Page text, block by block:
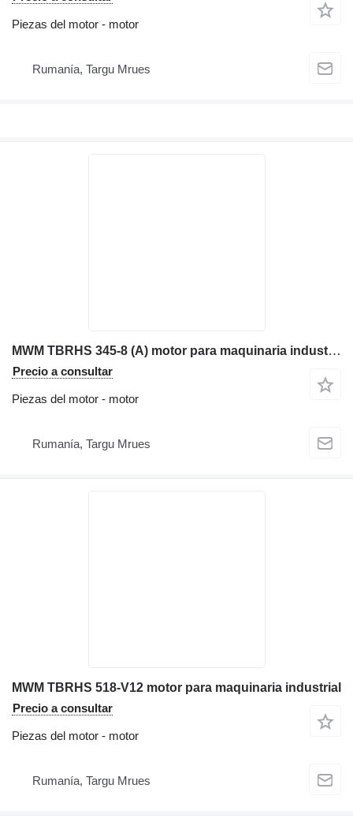
Piezas del motor - motor
Rumanía, Targu Mrues
MWM TBRHS 345-8 (A) motor para maquinaria industrial
Precio a consultar
Piezas del motor - motor
Rumanía, Targu Mrues
MWM TBRHS 518-V12 motor para maquinaria industrial
Precio a consultar
Piezas del motor - motor
Rumanía, Targu Mrues